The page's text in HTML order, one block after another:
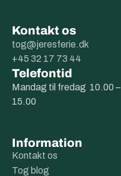
Kontakt os
tog@jeresferie.dk
+45 32 17 73 44
Telefontid
Mandag til fredag 10.00 –
15.00
Information
Kontakt os
Tog blog